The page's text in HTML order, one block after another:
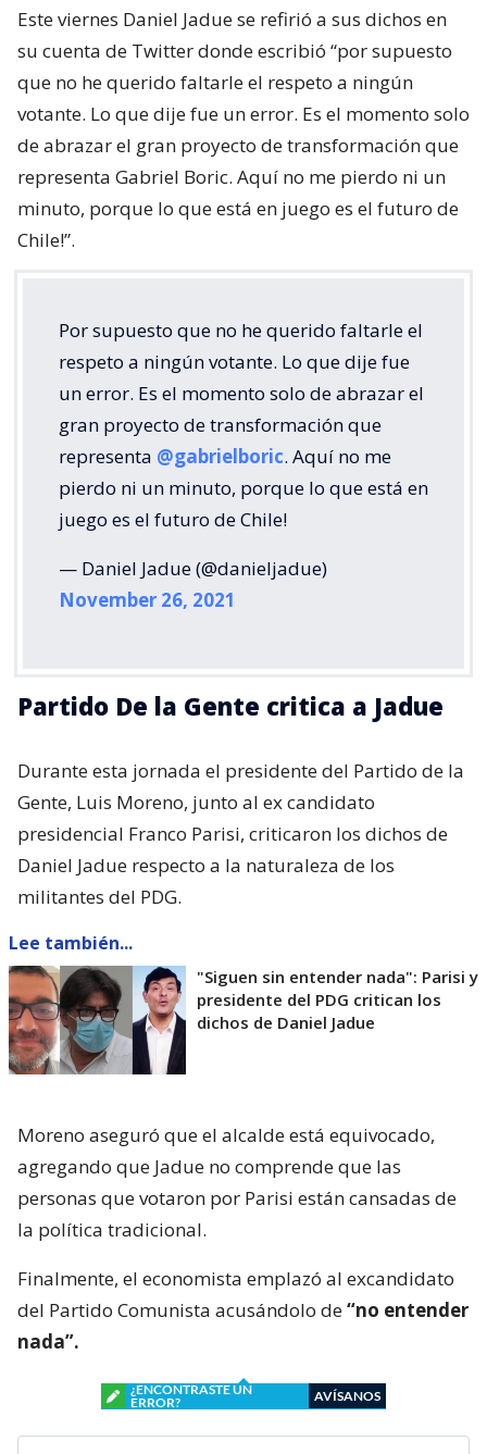
Este viernes Daniel Jadue se refirió a sus dichos en
su cuenta de Twitter donde escribió “por supuesto
que no he querido faltarle el respeto a ningún
votante. Lo que dije fue un error. Es el momento solo
de abrazar el gran proyecto de transformación que
representa Gabriel Boric. Aquí no me pierdo ni un
minuto, porque lo que está en juego es el futuro de
Chile!”.
Por supuesto que no he querido faltarle el
respeto a ningún votante. Lo que dije fue
un error. Es el momento solo de abrazar el
gran proyecto de transformación que
representa @gabrielboric. Aquí no me
pierdo ni un minuto, porque lo que está en
juego es el futuro de Chile!
— Daniel Jadue (@danieljadue)
November 26, 2021
Partido De la Gente critica a Jadue
Durante esta jornada el presidente del Partido de la
Gente, Luis Moreno, junto al ex candidato
presidencial Franco Parisi, criticaron los dichos de
Daniel Jadue respecto a la naturaleza de los
militantes del PDG.
Lee también...
"Siguen sin entender nada": Parisi y
presidente del PDG critican los
dichos de Daniel Jadue
Moreno aseguró que el alcalde está equivocado,
agregando que Jadue no comprende que las
personas que votaron por Parisi están cansadas de
la política tradicional.
Finalmente, el economista emplazó al excandidato
del Partido Comunista acusándolo de“no entender
nada”.
¿ENCONTRASTE UN
ERROR?
AVÍSANOS